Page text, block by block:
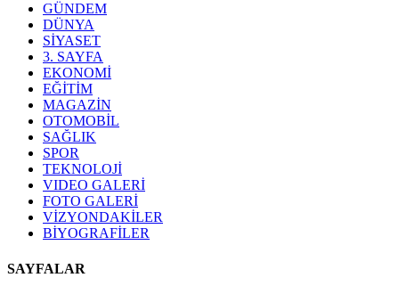
GÜNDEM
DÜNYA
SİYASET
3. SAYFA
EKONOMİ
EĞİTİM
MAGAZİN
OTOMOBİL
SAĞLIK
SPOR
TEKNOLOJİ
VIDEO GALERİ
FOTO GALERİ
VİZYONDAKİLER
BİYOGRAFİLER
SAYFALAR